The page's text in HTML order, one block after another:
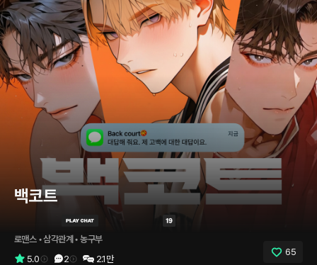
백코트
로맨스 • 삼각관계 • 농구부
5.0
2 2.1만
65